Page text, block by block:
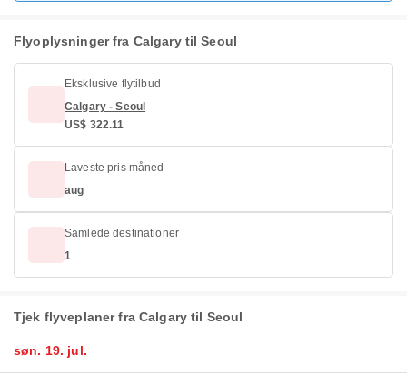
Flyoplysninger fra Calgary til Seoul
Eksklusive flytilbud
Calgary - Seoul
US$ 322.11
Laveste pris måned
aug
Samlede destinationer
1
Tjek flyveplaner fra Calgary til Seoul
søn. 19. jul.